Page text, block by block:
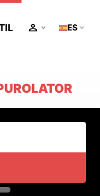
ES